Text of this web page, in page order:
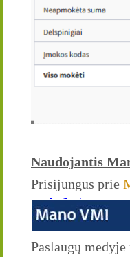
Naudojantis
Prisijungus prie
Paslaugų